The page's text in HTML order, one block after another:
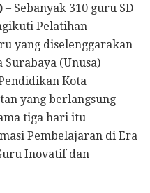
– Sebanyak 310 guru SD
Pelatihan
yang diselenggarakan
(Unusa)
Kota
yang berlangsung
tiga hari itu
Pembelajaran di Era
Inovatif dan